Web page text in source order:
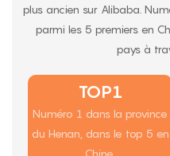
plus ancien sur Alibaba.
parmi les 5 premiers en
pays à
TOP1
Numéro 1 dans la province
du Henan, dans le top 5 en
Chine.